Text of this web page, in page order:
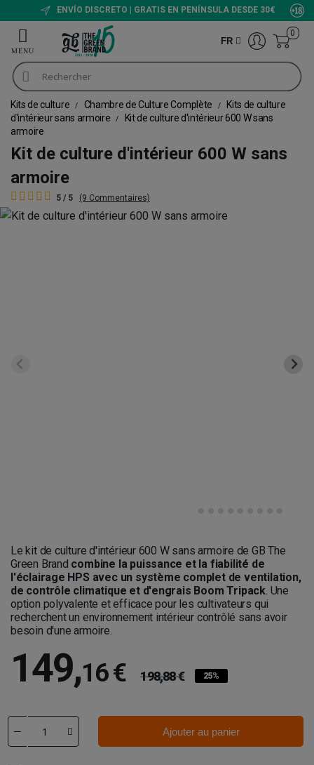
ENVÍO DISCRETO | GRATIS EN PENÍNSULA DESDE 30€
FR
0
Kits de culture Chambre de Culture Complète
Kits de culture
d'intérieur sans armoire
Kit de culture d'intérieur 600 W sans
armoire
Kit de culture d'intérieur 600 W sans
armoire
5 / 5 (9 Commentaires)
Le kit de culture d'intérieur 600 W sans armoire de GB The
Green Brand combine la puissance et la fiabilité de
l'éclairage HPS avec un système complet de ventilation,
de contrôle climatique et d'engrais Boom Tripack. Une
option polyvalente et efficace pour les cultivateurs qui
recherchent un environnement intérieur contrôlé sans avoir
besoin d'une armoire.
149,16 € 198,88 € 25%
Ajouter au panier